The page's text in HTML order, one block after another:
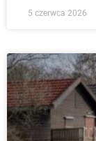
5 czerwca 2026